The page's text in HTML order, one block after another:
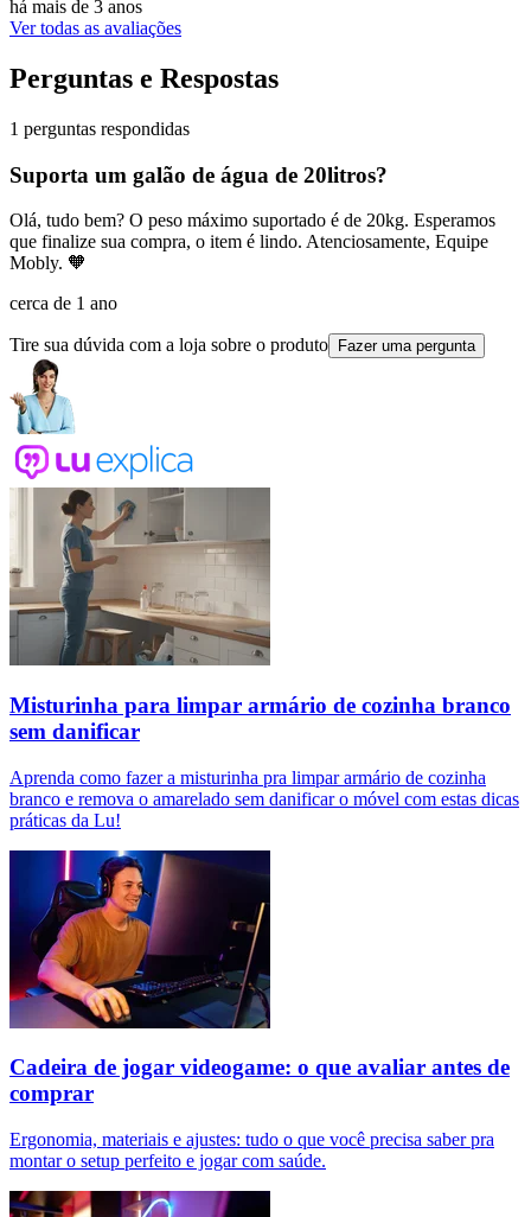
há mais de 3 anos
Ver todas as avaliações
Perguntas e Respostas
1 perguntas respondidas
Suporta um galão de água de 20litros?
Olá, tudo bem? O peso máximo suportado é de 20kg. Esperamos
que finalize sua compra, o item é lindo. Atenciosamente, Equipe
Mobly. 🧡
cerca de 1 ano
Tire sua dúvida com a loja sobre o produto Fazer uma pergunta
Misturinha para limpar armário de cozinha branco
sem danificar
Aprenda como fazer a misturinha pra limpar armário de cozinha
branco e remova o amarelado sem danificar o móvel com estas dicas
práticas da Lu!
Cadeira de jogar videogame: o que avaliar antes de
comprar
Ergonomia, materiais e ajustes: tudo o que você precisa saber pra
montar o setup perfeito e jogar com saúde.